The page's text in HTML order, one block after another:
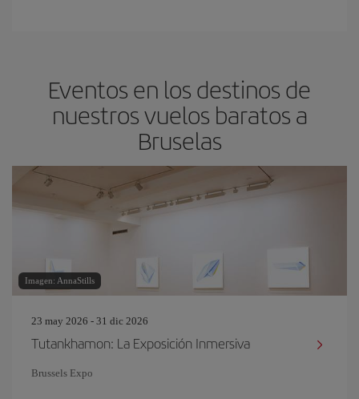
Eventos en los destinos de
nuestros vuelos baratos a
Bruselas
Imagen: AnnaStills
23 may 2026 - 31 dic 2026
Tutankhamon: La Exposición Inmersiva
Brussels Expo